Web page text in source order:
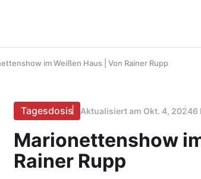
im Weißen Haus | Von Rainer Rupp
Tagesdosis Aktualisiert am Okt. 4, 20246
Marionettenshow
Rainer Rupp